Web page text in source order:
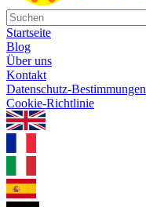
Startseite
Blog
Über uns
Kontakt
Datenschutz-Bestimmungen
Cookie-Richtlinie